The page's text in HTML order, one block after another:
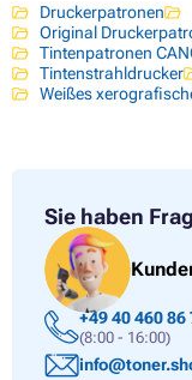
Druckerpatronen
Original
Tintenpatronen
Tintenstrahldrucker
Weißes
Sie haben
+49 40 460 86
(8:00 - 16:00)